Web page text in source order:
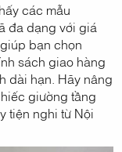
các mẫu
đa dạng với giá
bạn chọn
sách giao hàng
dài hạn. Hãy nâng
giường tầng
tiện nghi từ Nội